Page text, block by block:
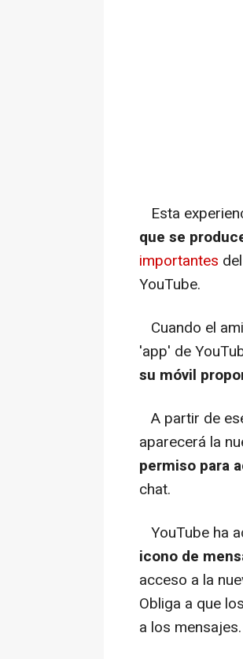
Esta
que se
importantes
YouTube.
Cuando el
'app' de
su móvil
A partir de
aparecerá la
permiso para
chat.
YouTube ha
icono de
acceso a la
Obliga a que
a los mensajes.